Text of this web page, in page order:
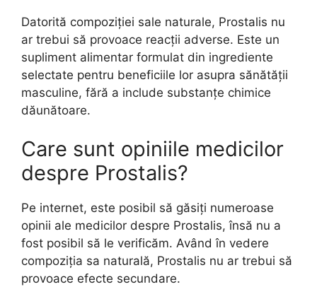
Datorită compoziției sale naturale, Prostalis nu
ar trebui să provoace reacții adverse. Este un
supliment alimentar formulat din ingrediente
selectate pentru beneficiile lor asupra sănătății
masculine, fără a include substanțe chimice
dăunătoare.
Care sunt opiniile medicilor
despre Prostalis?
Pe internet, este posibil să găsiți numeroase
opinii ale medicilor despre Prostalis, însă nu a
fost posibil să le verificăm. Având în vedere
compoziția sa naturală, Prostalis nu ar trebui să
provoace efecte secundare.